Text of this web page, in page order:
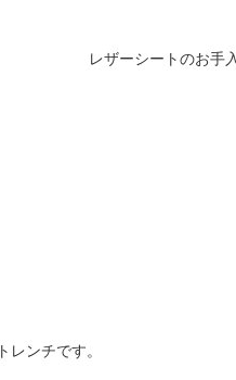
レザーシートのお手
ンチです。